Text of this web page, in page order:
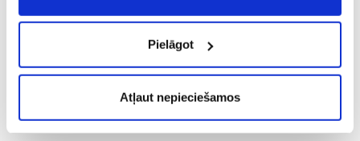
Pielāgot
Atļaut nepieciešamos